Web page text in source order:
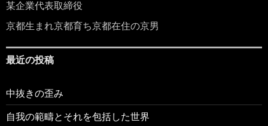
某企業代表取締役
京都生まれ京都育ち京都在住の京男
最近の投稿
中抜きの歪み
自我の範疇とそれを包括した世界